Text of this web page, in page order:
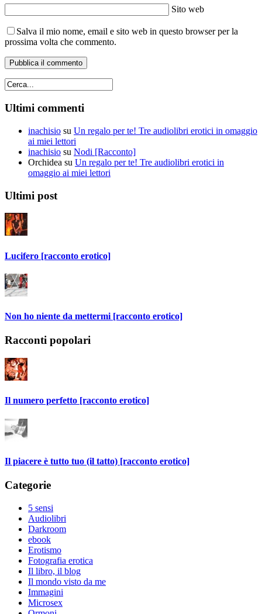
Sito web
Salva il mio nome, email e sito web in questo browser per la
prossima volta che commento.
Ultimi commenti
inachisio su Un regalo per te! Tre audiolibri erotici in omaggio
ai miei lettori
inachisio su Nodi [Racconto]
Orchidea su Un regalo per te! Tre audiolibri erotici in
omaggio ai miei lettori
Ultimi post
Lucifero [racconto erotico]
Non ho niente da mettermi [racconto erotico]
Racconti popolari
Il numero perfetto [racconto erotico]
Il piacere è tutto tuo (il tatto) [racconto erotico]
Categorie
5 sensi
Audiolibri
Darkroom
ebook
Erotismo
Fotografia erotica
Il libro, il blog
Il mondo visto da me
Immagini
Microsex